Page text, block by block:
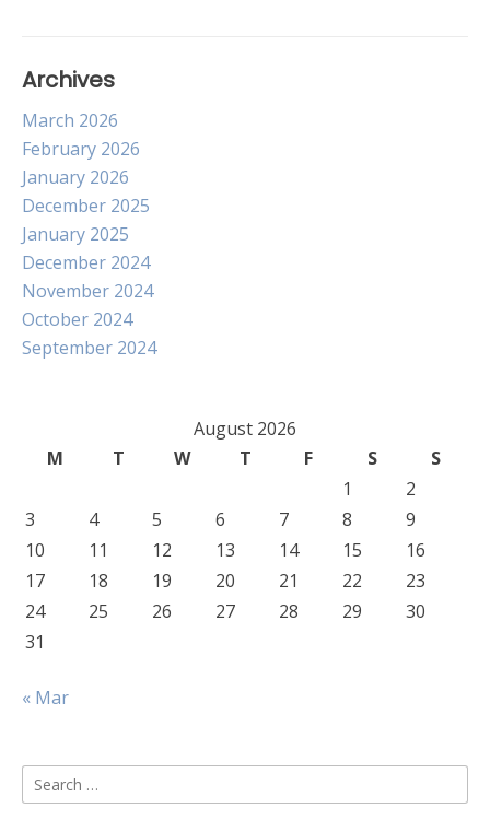
Archives
March 2026
February 2026
January 2026
December 2025
January 2025
December 2024
November 2024
October 2024
September 2024
August 2026
M
T W T F S
S
1
2
3
4 5 6 7 8
9
10
11 12 13 14 15
16
17
18 19 20 21 22
23
24
25 26 27 28 29
30
31
« Mar
Search
for: